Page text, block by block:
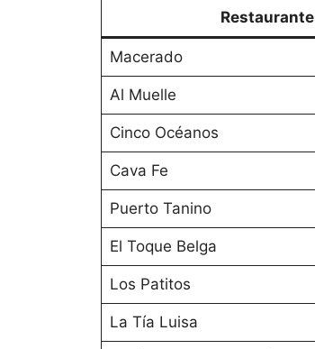
Restaurante
Macerado
Al Muelle
Cinco Océanos
Cava Fe
Puerto Tanino
El Toque Belga
Los Patitos
La Tía Luisa